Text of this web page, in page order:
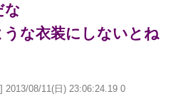
な
な衣装にしないとね
2013/08/11(日) 23:06:24.19 0